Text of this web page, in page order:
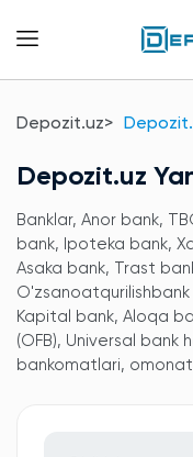
Depozit.uz
Depozit.uz
Banklar, Anor bank,
bank, Ipoteka bank,
Asaka bank, Trast
O'zsanoatqurilishbank
Kapital bank, Aloqa
(OFB), Universal bank
bankomatlari,